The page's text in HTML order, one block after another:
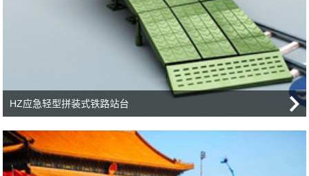
HZ应急轻型拼装式铁路站台